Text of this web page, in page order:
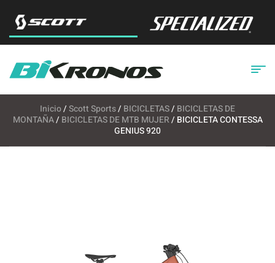
Inicio/Scott Sports/ BICICLETAS/ BICICLETAS DE
MONTAÑA/ BICICLETAS DE MTB MUJER/ BICICLETA CONTESSA
GENIUS 920